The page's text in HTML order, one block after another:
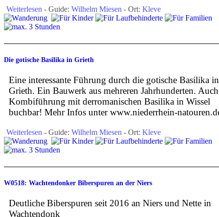
Weiterlesen - Guide: Wilhelm Miesen - Ort: Kleve
Die gotische Basilika in Grieth
Eine interessante Führung durch die gotische Basilika in
Grieth. Ein Bauwerk aus mehreren Jahrhunderten.
Kombiführung mit derromanischen Basilika in Wissel
buchbar! Mehr Infos unter www.niederrhein-
Weiterlesen - Guide: Wilhelm Miesen - Ort: Kleve
W0518: Wachtendonker Biberspuren an der Niers
Deutliche Biberspuren seit 2016 an Niers und Nette in
Wachtendonk